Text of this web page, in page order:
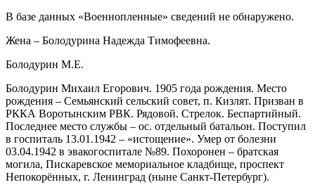
В базе данных «Военнопленные» сведений не обнаружено.
Жена – Болодурина Надежда Тимофеевна.
Болодурин М.Е.
Болодурин Михаил Егорович. 1905 года рождения. Место
рождения – Семьянский сельский совет, п. Кизлят. Призван в
РККА Воротынским РВК. Рядовой. Стрелок. Беспартийный.
Последнее место службы – ос. отдельный батальон. Поступил
в госпиталь 13.01.1942 – «истощение». Умер от болезни
03.04.1942 в эвакогоспитале №89. Похоронен – братская
могила, Пискаревское мемориальное кладбище, проспект
Непокорённых, г. Ленинград (ныне Санкт-Петербург).